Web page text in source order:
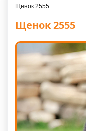
Щенок 2555
Щенок 2555